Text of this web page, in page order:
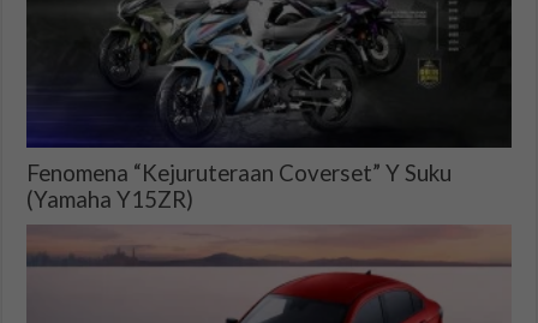
Fenomena “Kejuruteraan Coverset” Y Suku
(Yamaha Y15ZR)